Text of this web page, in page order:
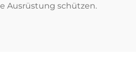
Ausrüstung schützen.